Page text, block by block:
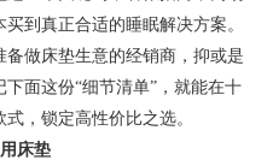
到真正合适的睡眠解决方案。
做床垫生意的经销商，抑或是
面这份“细节清单”，就能在十
，锁定高性价比之选。
床垫